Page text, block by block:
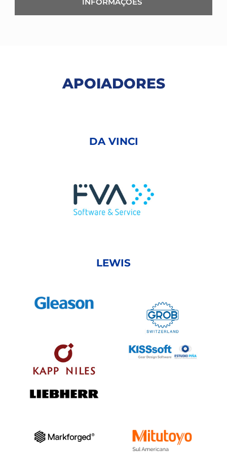
APOIADORES
DA VINCI
LEWIS